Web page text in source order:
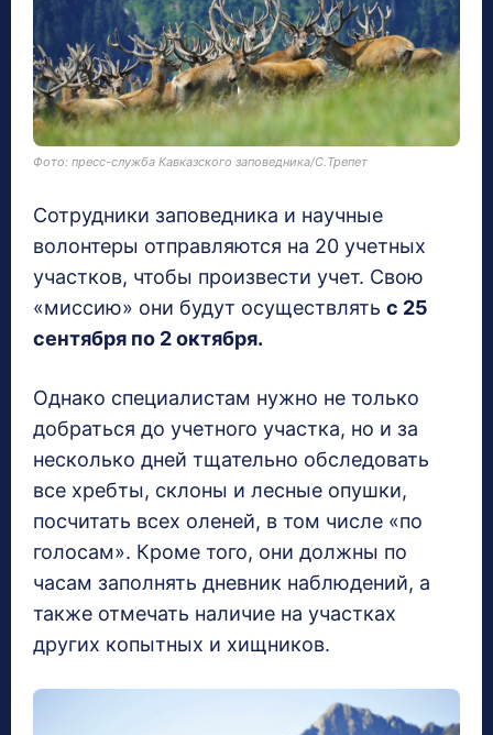
Фото: пресс-служба Кавказского заповедника/С.Трепет
Сотрудники заповедника и научные
волонтеры отправляются на 20 учетных
участков, чтобы произвести учет. Свою
«миссию» они будут осуществлять с 25
сентября по 2 октября.
Однако специалистам нужно не только
добраться до учетного участка, но и за
несколько дней тщательно обследовать
все хребты, склоны и лесные опушки,
посчитать всех оленей, в том числе «по
голосам». Кроме того, они должны по
часам заполнять дневник наблюдений, а
также отмечать наличие на участках
других копытных и хищников.